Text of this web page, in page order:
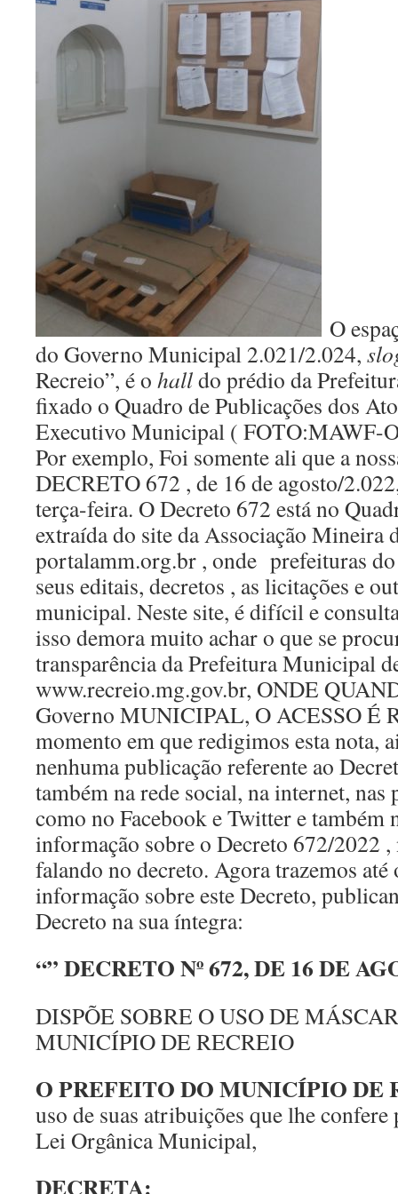
O
do Governo Municipal 2.021/2.024,
Recreio”, é o halldo prédio da
fixado o Quadro de Publicações dos
Executivo Municipal ( FOTO:MAWF-
Por exemplo, Foi somente ali que a
DECRETO 672 , de 16 de agosto/
terça-feira. O Decreto 672 está no
extraída do site da Associação Mineira
portalamm.org.br , onde prefeituras
seus editais, decretos , as licitações e
municipal. Neste site, é difícil e
isso demora muito achar o que se
transparência da Prefeitura Municipal
www.recreio.mg.gov.br, ONDE
Governo MUNICIPAL, O ACESSO É
momento em que redigimos esta nota,
nenhuma publicação referente ao
também na rede social, na internet, nas
como no Facebook e Twitter e também
informação sobre o Decreto 672/2022 ,
falando no decreto. Agora trazemos até
informação sobre este Decreto,
Decreto na sua íntegra:
“” DECRETO Nº 672, DE 16 DE
DISPÕE SOBRE O USO DE
MUNICÍPIO DE RECREIO
O PREFEITO DO MUNICÍPIO DE
uso de suas atribuições que lhe
Lei Orgânica Municipal,
DECRETA: